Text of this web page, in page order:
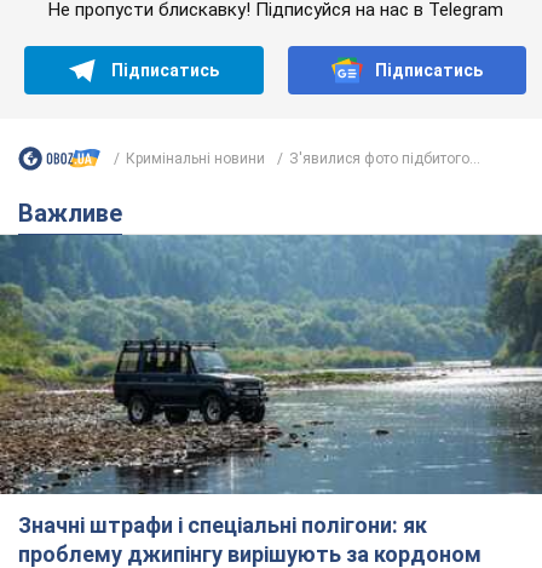
Не пропусти блискавку! Підписуйся на нас в Telegram
Підписатись Підписатись
Кримінальні новини З'явилися фото підбитого...
Важливе
Значні штрафи і спеціальні полігони: як
проблему джипінгу вирішують за кордоном